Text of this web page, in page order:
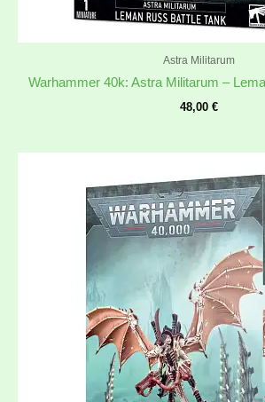
Astra Militarum
Warhammer 40k: Astra Militarum –
48,00 €